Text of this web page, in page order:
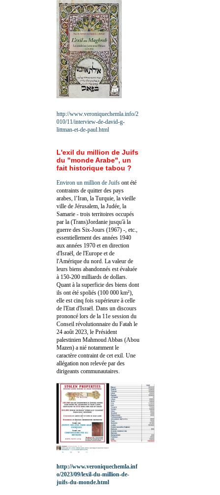
http://www.veroniquechemla.info/2
010/11/interview-de-david-g-
littman-et-de-paul.html
L'exil du million de Juifs
du "monde Arabe", un
fait historique tabou ?
Environ un million de Juifs ont été
contraints de quitter des pays
arabes, l’Iran, la Turquie, la vieille
ville de Jérusalem, la Judée, la
Samarie - trois territoires occupés
par la (Trans)Jordanie jusqu'à la
guerre des Six-Jours (1967) -, etc.,
essentiellement des années 1940
aux années 1970 et en direction
d'Israël, de l'Europe et de
l'Amérique du nord. La valeur de
leurs biens abandonnés est évaluée
à 150-200 milliards de dollars.
Quant à la superficie des biens dont
ils ont été spoliés (100 000 km²),
elle est cinq fois supérieure à celle
de l'Etat d'Israël. Dans un discours
prononcé lors de la 11e session du
Conseil révolutionnaire du Fatah le
24 août 2023, le Président
palestinien Mahmoud Abbas (Abou
Mazen) a nié notamment le
caractère contraint de cet exil. Une
allégation non relevée par des
dirigeants communautaires.
http://www.veroniquechemla.inf
o/2023/09/lexil-du-million-de-
juifs-du-monde.html